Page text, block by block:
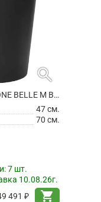
search
КАШПО FIBERSTONE BELLE M BLACK
47 см.
70 см.
7 шт.
10.08.26г.
491 ₽
shopping_cart